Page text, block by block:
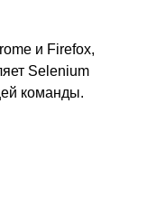
и Firefox,
Selenium
команды.